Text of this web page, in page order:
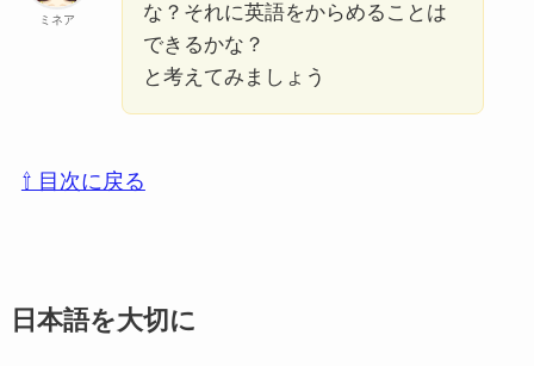
ミネア
な？それに英語をからめることは
できるかな？
と考えてみましょう
⇧ 目次に戻る
日本語を大切に